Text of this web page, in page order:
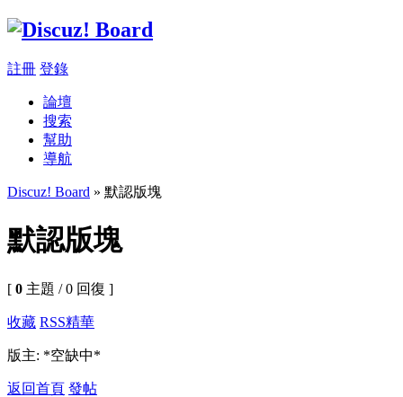
註冊 登錄
論壇
搜索
幫助
導航
Discuz! Board » 默認版塊
默認版塊
[ 0 主題 / 0 回復 ]
收藏 RSS精華
版主: *空缺中*
返回首頁 發帖